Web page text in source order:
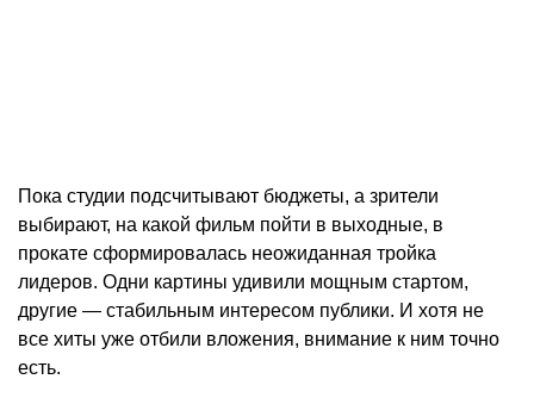
Пока студии подсчитывают бюджеты, а зрители
выбирают, на какой фильм пойти в выходные, в
прокате сформировалась неожиданная тройка
лидеров. Одни картины удивили мощным стартом,
другие — стабильным интересом публики. И хотя не
все хиты уже отбили вложения, внимание к ним точно
есть.